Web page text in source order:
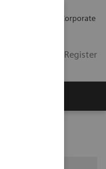
Corporate
Login / Register